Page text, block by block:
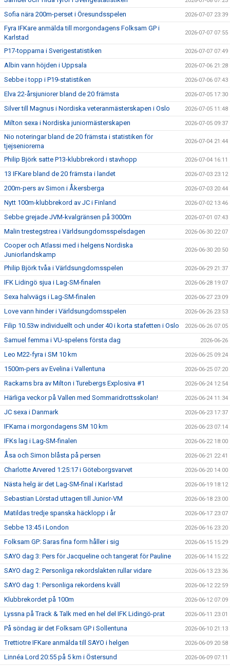
Sofia nära 200m-perset i Öresundsspelen 2026-07-07 23:39
Fyra IFKare anmälda till morgondagens Folksam GP i
Karlstad
2026-07-07 07:55
P17-topparna i Sverigestatistiken 2026-07-07 07:49
Albin vann höjden i Uppsala 2026-07-06 21:28
Sebbe i topp i P19-statistiken 2026-07-06 07:43
Elva 22-årsjuniorer bland de 20 främsta 2026-07-05 17:30
Silver till Magnus i Nordiska veteranmästerskapen i Oslo 2026-07-05 11:48
Milton sexa i Nordiska juniormästerskapen 2026-07-05 09:37
Nio noteringar bland de 20 främsta i statistiken för
tjejseniorerna
2026-07-04 21:44
Philip Björk satte P13-klubbrekord i stavhopp 2026-07-04 16:11
13 IFKare bland de 20 främsta i landet 2026-07-03 23:12
200m-pers av Simon i Åkersberga 2026-07-03 20:44
Nytt 100m-klubbrekord av JC i Finland 2026-07-02 13:46
Sebbe grejade JVM-kvalgränsen på 3000m 2026-07-01 07:43
Malin trestegstrea i Världsungdomsspelsdagen 2026-06-30 22:07
Cooper och Atlassi med i helgens Nordiska
Juniorlandskamp
2026-06-30 20:50
Philip Björk tvåa i Världsungdomsspelen 2026-06-29 21:37
IFK Lidingö sjua i Lag-SM-finalen 2026-06-28 19:07
Sexa halvvägs i Lag-SM-finalen 2026-06-27 23:09
Love vann hinder i Världsungdomsspelen 2026-06-26 23:53
Filip 10.53w individuellt och under 40 i korta stafetten i Oslo 2026-06-26 07:05
Samuel femma i VU-spelens första dag 2026-06-26
Leo M22-fyra i SM 10 km 2026-06-25 09:24
1500m-pers av Evelina i Vallentuna 2026-06-25 07:20
Rackarns bra av Milton i Turebergs Explosiva #1 2026-06-24 12:54
Härliga veckor på Vallen med Sommaridrottsskolan! 2026-06-24 11:34
JC sexa i Danmark 2026-06-23 17:37
IFKarna i morgondagens SM 10 km 2026-06-23 07:14
IFKs lag i Lag-SM-finalen 2026-06-22 18:00
Åsa och Simon blåsta på persen 2026-06-21 22:41
Charlotte Arvered 1:25:17 i Göteborgsvarvet 2026-06-20 14:00
Nästa helg är det Lag-SM-final i Karlstad 2026-06-19 18:12
Sebastian Lörstad uttagen till Junior-VM 2026-06-18 23:00
Matildas tredje spanska häcklopp i år 2026-06-17 23:07
Sebbe 13:45 i London 2026-06-16 23:20
Folksam GP: Saras fina form håller i sig 2026-06-15 15:29
SAYO dag 3: Pers för Jacqueline och tangerat för Pauline 2026-06-14 15:22
SAYO dag 2: Personliga rekordslakten rullar vidare 2026-06-13 23:36
SAYO dag 1: Personliga rekordens kväll 2026-06-12 22:59
Klubbrekordet på 100m 2026-06-12 07:09
Lyssna på Track & Talk med en hel del IFK Lidingö-prat 2026-06-11 23:01
På söndag är det Folksam GP i Sollentuna 2026-06-10 21:13
Trettiotre IFKare anmälda till SAYO i helgen 2026-06-09 20:58
Linnéa Lord 20:55 på 5 km i Östersund 2026-06-09 07:11